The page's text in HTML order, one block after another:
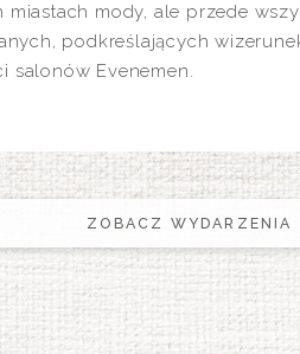
mody, ale przede
podkreślających
salonów Evenemen.
ZOBACZ WYDARZENIA